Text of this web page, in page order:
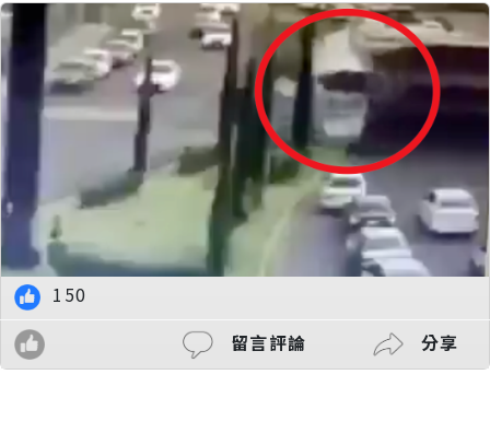
150
留言評論
分享